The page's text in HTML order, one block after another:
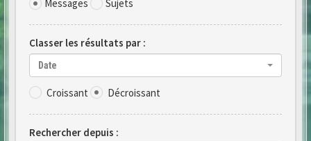
Messages
Sujets
Classer les résultats par :
Date
Croissant Décroissant
Rechercher depuis :